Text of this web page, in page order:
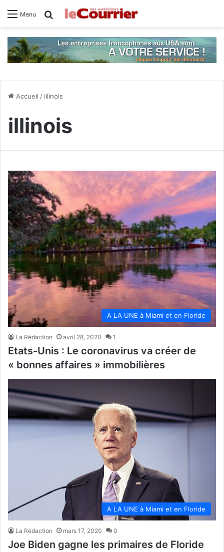
Menu Rechercher
Accueil / illinois
illinois
A LA UNE à Miami et en Floride
La Rédaction avril 28, 2020 1
Etats-Unis : Le coronavirus va créer de
« bonnes affaires » immobilières
A LA UNE à Miami et en Floride
La Rédaction mars 17, 2020 0
Joe Biden gagne les primaires de Floride